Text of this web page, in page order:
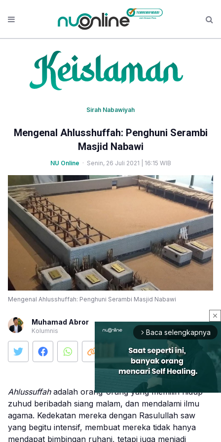
Sirah Nabawiyah
Mengenal Ahlusshuffah: Penghuni Serambi
Masjid Nabawi
NU Online · Senin, 26 Juli 2021 | 16:15 WIB
Mengenal Ahlusshuffah: Penghuni Serambi Masjid Nabawi
Muhamad Abror
Kolumnis
Ahlussuffahadalah orang-orang yang memilih hidup
zuhud beribadah siang malam, dan mendalami ilmu
agama. Kedekatan mereka dengan Rasulullah saw
yang begitu intensif, membuat mereka tidak hanya
mendapat bimbingan ruhani, tetapi juga menjadi
close
arrow_forward_ios Baca selengkapnya
Mute